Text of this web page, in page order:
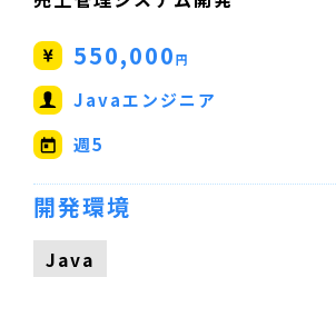
550,000円
Javaエンジニア
週5
開発環境
Java